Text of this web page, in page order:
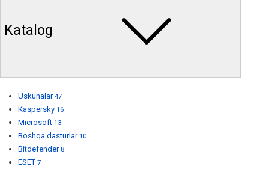
Katalog
Uskunalar 47
Kaspersky 16
Microsoft 13
Boshqa dasturlar 10
Bitdefender 8
ESET 7